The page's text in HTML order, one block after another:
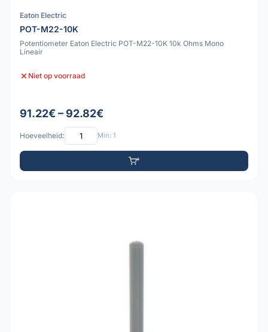
Eaton Electric
POT-M22-10K
Potentiometer Eaton Electric POT-M22-10K 10k Ohms Mono
Lineair
Niet op voorraad
91.22€ – 92.82€
Hoeveelheid: Min: 1